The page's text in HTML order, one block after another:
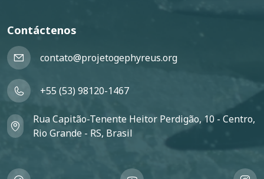
Contáctenos
contato@projetogephyreus.org
+55 (53) 98120-1467
Rua Capitão-Tenente Heitor Perdigão, 10 - Centro,
Rio Grande - RS, Brasil